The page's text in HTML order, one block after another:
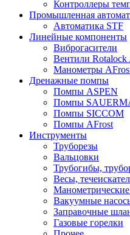
Контроллеры
Промышленная
Автоматика STF
Линейные компоненты
Виброгасители
Вентили Rotalock
Манометры
Дренажные помпы
Помпы ASPEN
Помпы
Помпы SICCOM
Помпы AFrost
Инструменты
Труборезы
Вальцовки
Трубогибы,
Весы,
Вакуумные
Заправочные
Газовые горелки